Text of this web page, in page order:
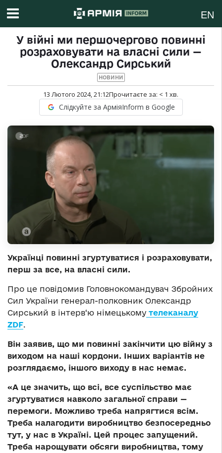
EN
У війні ми першочергово повинні
розраховувати на власні сили —
Олександр Сирський
НОВИНИ
13 Лютого 2024, 21:12Прочитаєте за: < 1 хв.
Слідкуйте за АрміяInform в Google
Українці повинні згуртуватися і розраховувати,
перш за все, на власні сили.
Про це повідомив Головнокомандувач Збройних
Сил України генерал-полковник Олександр
Сирський в інтерв‘ю німецькому телеканалу
ZDF.
Він заявив, що ми повинні закінчити цю війну з
виходом на наші кордони. Інших варіантів не
розглядаємо, іншого виходу в нас немає.
«А це значить, що всі, все суспільство має
згуртуватися навколо загальної справи —
перемоги. Можливо треба напрягтися всім.
Треба налагодити виробництво безпосередньо
тут, у нас в Україні. Цей процес запущений.
Треба нарощувати обсяги виробництва, тому